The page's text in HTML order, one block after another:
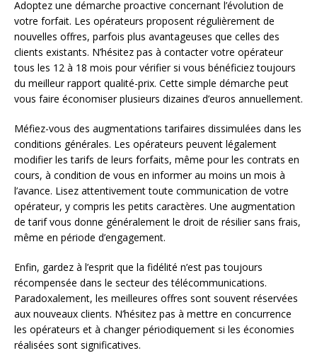
Adoptez une démarche proactive concernant l’évolution de
votre forfait. Les opérateurs proposent régulièrement de
nouvelles offres, parfois plus avantageuses que celles des
clients existants. N’hésitez pas à contacter votre opérateur
tous les 12 à 18 mois pour vérifier si vous bénéficiez toujours
du meilleur rapport qualité-prix. Cette simple démarche peut
vous faire économiser plusieurs dizaines d’euros annuellement.
Méfiez-vous des augmentations tarifaires dissimulées dans les
conditions générales. Les opérateurs peuvent légalement
modifier les tarifs de leurs forfaits, même pour les contrats en
cours, à condition de vous en informer au moins un mois à
l’avance. Lisez attentivement toute communication de votre
opérateur, y compris les petits caractères. Une augmentation
de tarif vous donne généralement le droit de résilier sans frais,
même en période d’engagement.
Enfin, gardez à l’esprit que la fidélité n’est pas toujours
récompensée dans le secteur des télécommunications.
Paradoxalement, les meilleures offres sont souvent réservées
aux nouveaux clients. N’hésitez pas à mettre en concurrence
les opérateurs et à changer périodiquement si les économies
réalisées sont significatives.